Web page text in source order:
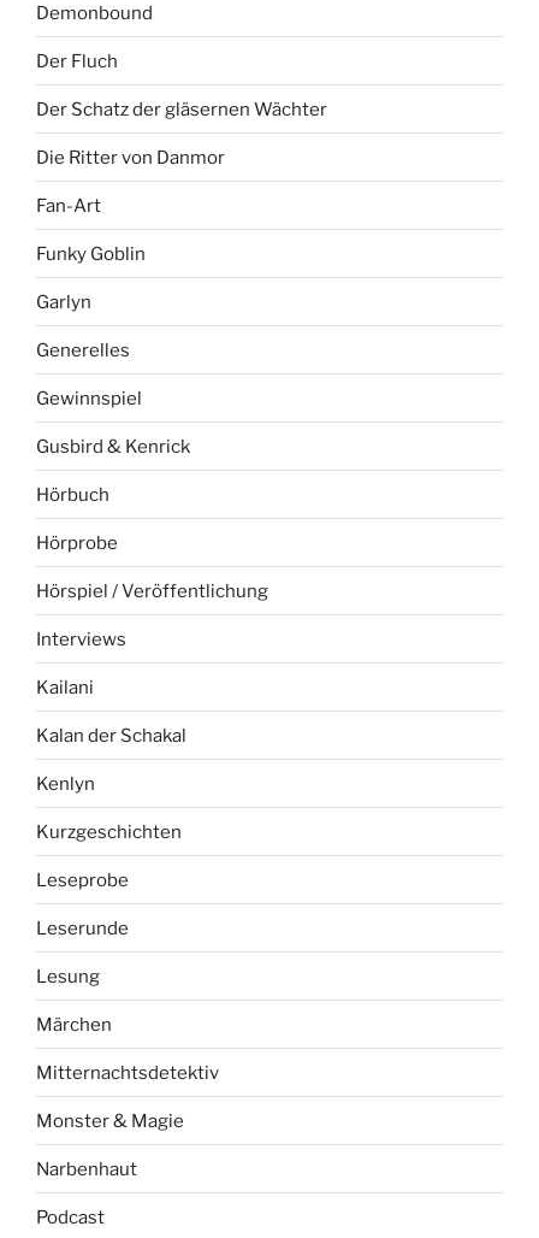
Demonbound
Der Fluch
Der Schatz der gläsernen Wächter
Die Ritter von Danmor
Fan-Art
Funky Goblin
Garlyn
Generelles
Gewinnspiel
Gusbird & Kenrick
Hörbuch
Hörprobe
Hörspiel / Veröffentlichung
Interviews
Kailani
Kalan der Schakal
Kenlyn
Kurzgeschichten
Leseprobe
Leserunde
Lesung
Märchen
Mitternachtsdetektiv
Monster & Magie
Narbenhaut
Podcast